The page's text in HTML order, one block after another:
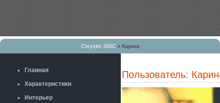
Chrysler 300C» Карина
Главная
Характеристики
Интерьер
Пользователь: